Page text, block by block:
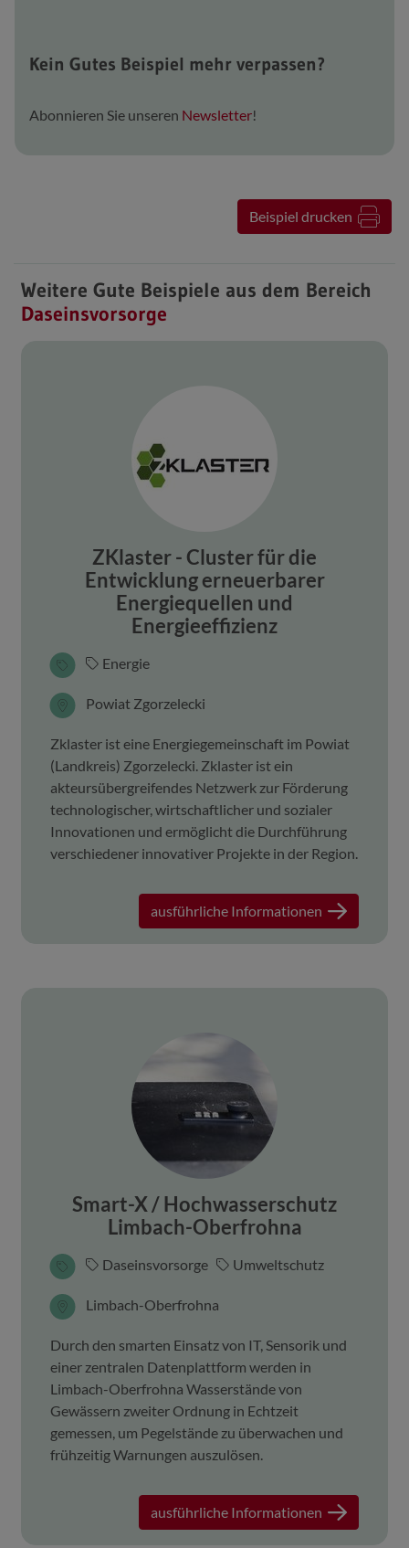
Kein Gutes Beispiel mehr verpassen?
Abonnieren Sie unseren Newsletter!
Beispiel drucken
Weitere Gute Beispiele aus dem Bereich
Daseinsvorsorge
ZKlaster - Cluster für die
Entwicklung erneuerbarer
Energiequellen und
Energieeffizienz
Energie
Powiat Zgorzelecki
Zklaster ist eine Energiegemeinschaft im Powiat
(Landkreis) Zgorzelecki. Zklaster ist ein
akteursübergreifendes Netzwerk zur Förderung
technologischer, wirtschaftlicher und sozialer
Innovationen und ermöglicht die Durchführung
verschiedener innovativer Projekte in der Region.
ausführliche Informationen
Smart-X / Hochwasserschutz
Limbach-Oberfrohna
Daseinsvorsorge Umweltschutz
Limbach-Oberfrohna
Durch den smarten Einsatz von IT, Sensorik und
einer zentralen Datenplattform werden in
Limbach-Oberfrohna Wasserstände von
Gewässern zweiter Ordnung in Echtzeit
gemessen, um Pegelstände zu überwachen und
frühzeitig Warnungen auszulösen.
ausführliche Informationen